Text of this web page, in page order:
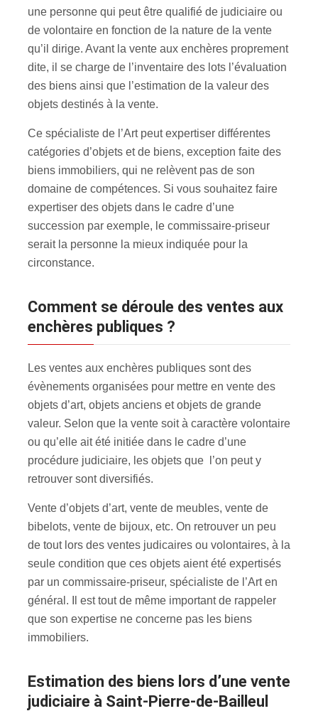
une personne qui peut être qualifié de judiciaire ou
de volontaire en fonction de la nature de la vente
qu’il dirige. Avant la vente aux enchères proprement
dite, il se charge de l’inventaire des lots l’évaluation
des biens ainsi que l’estimation de la valeur des
objets destinés à la vente.
Ce spécialiste de l’Art peut expertiser différentes
catégories d’objets et de biens, exception faite des
biens immobiliers, qui ne relèvent pas de son
domaine de compétences. Si vous souhaitez faire
expertiser des objets dans le cadre d’une
succession par exemple, le commissaire-priseur
serait la personne la mieux indiquée pour la
circonstance.
Comment se déroule des ventes aux
enchères publiques ?
Les ventes aux enchères publiques sont des
évènements organisées pour mettre en vente des
objets d’art, objets anciens et objets de grande
valeur. Selon que la vente soit à caractère volontaire
ou qu’elle ait été initiée dans le cadre d’une
procédure judiciaire, les objets que l’on peut y
retrouver sont diversifiés.
Vente d’objets d’art, vente de meubles, vente de
bibelots, vente de bijoux, etc. On retrouver un peu
de tout lors des ventes judicaires ou volontaires, à la
seule condition que ces objets aient été expertisés
par un commissaire-priseur, spécialiste de l’Art en
général. Il est tout de même important de rappeler
que son expertise ne concerne pas les biens
immobiliers.
estimation des biens lors d’une vente
judiciaire à Saint-Pierre-de-Bailleul